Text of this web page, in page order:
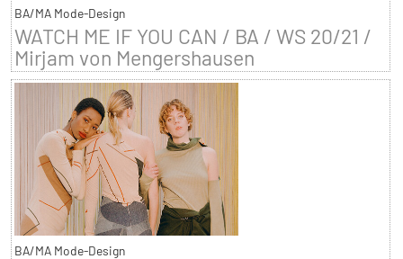
BA/MA Mode-Design
WATCH ME IF YOU CAN / BA / WS 20/21 /
Mirjam von Mengershausen
BA/MA Mode-Design